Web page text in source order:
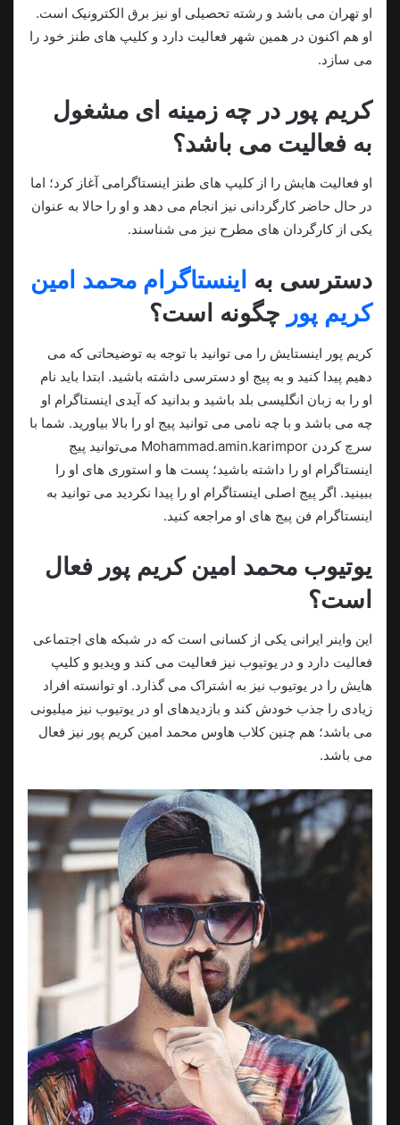
او تهران می باشد و رشته تحصیلی او نیز برق الکترونیک است.
او هم اکنون در همین شهر فعالیت دارد و کلیپ های طنز خود را
می سازد.
کریم پور در چه زمینه ای مشغول
به فعالیت می باشد؟
او فعالیت هایش را از کلیپ های طنز اینستاگرامی آغاز کرد؛ اما
در حال حاضر کارگردانی نیز انجام می‌ دهد و او را حالا به عنوان
یکی از کارگردان‌ های مطرح نیز می شناسند.
دسترسی به اینستاگرام محمد امین
کریم پور چگونه است؟
کریم پور اینستایش را می توانید با توجه به توضیحاتی که می
دهیم پیدا کنید و به پیج او دسترسی داشته باشید. ابتدا باید نام
او را به زبان انگلیسی بلد باشید و بدانید که آیدی اینستاگرام او
چه می باشد و با چه نامی می توانید پیج او را بالا بیاورید. شما با
سرچ کردن Mohammad.amin.karimpor می‌توانید پیج
اینستاگرام او را داشته باشید؛ پست ها و استوری های او را
ببینید. اگر پیج اصلی اینستاگرام او را پیدا نکردید می توانید به
اینستاگرام فن پیج های او مراجعه کنید.
یوتیوب محمد امین کریم پور فعال
است؟
این واینر ایرانی یکی از کسانی است که در شبکه های اجتماعی
فعالیت دارد و در یوتیوب نیز فعالیت می‌ کند و ویدیو و کلیپ
هایش را در یوتیوب نیز به اشتراک می‌ گذارد. او توانسته افراد
زیادی را جذب خودش کند و بازدیدهای او در یوتیوب نیز میلیونی
می باشد؛ هم چنین کلاب هاوس محمد امین کریم پور نیز فعال
می باشد.